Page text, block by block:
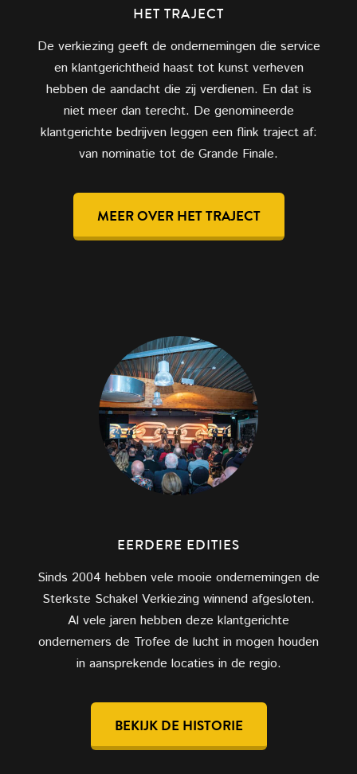
HET TRAJECT
De verkiezing geeft de ondernemingen die service
en klantgerichtheid haast tot kunst verheven
hebben de aandacht die zij verdienen. En dat is
niet meer dan terecht. De genomineerde
klantgerichte bedrijven leggen een flink traject af:
van nominatie tot de Grande Finale.
MEER OVER HET TRAJECT
EERDERE EDITIES
Sinds 2004 hebben vele mooie ondernemingen de
Sterkste Schakel Verkiezing winnend afgesloten.
Al vele jaren hebben deze klantgerichte
ondernemers de Trofee de lucht in mogen houden
in aansprekende locaties in de regio.
BEKIJK DE HISTORIE